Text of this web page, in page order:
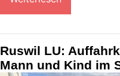
Ruswil LU:
Mann und Kind im